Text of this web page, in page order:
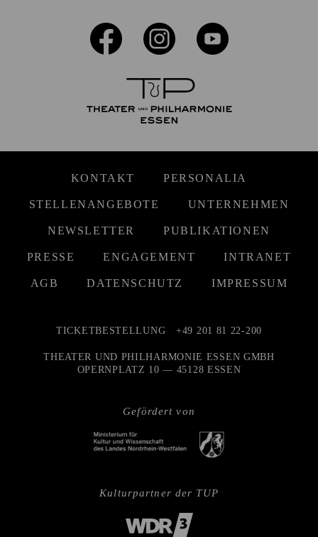
KONTAKT PERSONALIA
STELLENANGEBOTE UNTERNEHMEN
NEWSLETTER PUBLIKATIONEN
PRESSE ENGAGEMENT INTRANET
AGB DATENSCHUTZ IMPRESSUM
Gefördert von
TICKETBESTELLUNG +49 201 81 22-200
THEATER UND PHILHARMONIE ESSEN GMBH
OPERNPLATZ 10 — 45128 ESSEN
Kulturpartner der TUP